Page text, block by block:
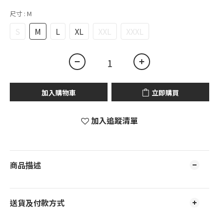
尺寸 : M
S M L XL XXL XXXL
加入購物車 立即購買
加入追蹤清單
商品描述
送貨及付款方式